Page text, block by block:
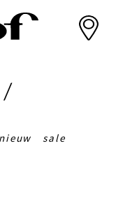
nieuw sale